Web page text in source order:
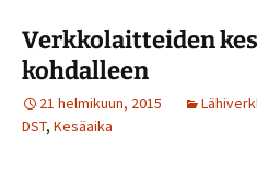
Verkkolaitteiden
kohdalleen
21 helmikuun, 2015
DST, Kesäaika